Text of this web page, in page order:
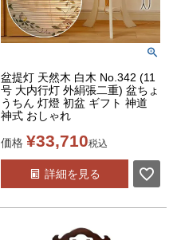
盆提灯 天然木 白木 No.342 (11
号 大内行灯 外絹張二重) 盆ちょ
うちん 灯燈 初盆 ギフト 神道
神式 おしゃれ
価格 ¥33,710税込
詳細を見る